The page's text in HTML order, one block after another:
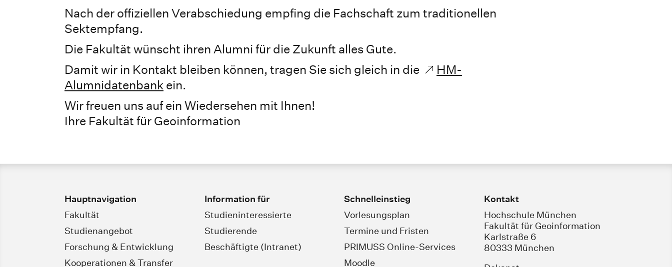
Nach der offiziellen Verabschiedung empfing die Fachschaft zum traditionellen
Sektempfang.
Die Fakultät wünscht ihren Alumni für die Zukunft alles Gute.
Damit wir in Kontakt bleiben können, tragen Sie sich gleich in die
HM-
Alumnidatenbank ein.
Wir freuen uns auf ein Wiedersehen mit Ihnen!
Ihre Fakultät für Geoinformation
Hauptnavigation
Fakultät
Studienangebot
Forschung & Entwicklung
Kooperationen & Transfer
Information für
Studieninteressierte
Studierende
Beschäftigte (Intranet)
Schnelleinstieg
Vorlesungsplan
Termine und Fristen
PRIMUSS Online-Services
Moodle
Kontakt
Hochschule München
Fakultät für Geoinformation
Karlstraße 6
80333 München